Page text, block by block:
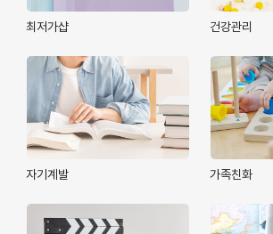
최저가샵 건강관리
자기계발 가족친화